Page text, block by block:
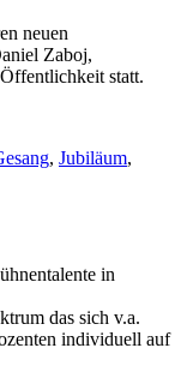
neuen
Zaboj,
statt.
, Jubiläum,
in
das sich v.a.
individuell auf